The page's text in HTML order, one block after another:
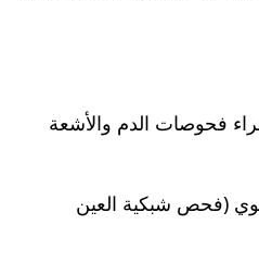
فحوصات الدم والأشعة
(فحص شبكية العين